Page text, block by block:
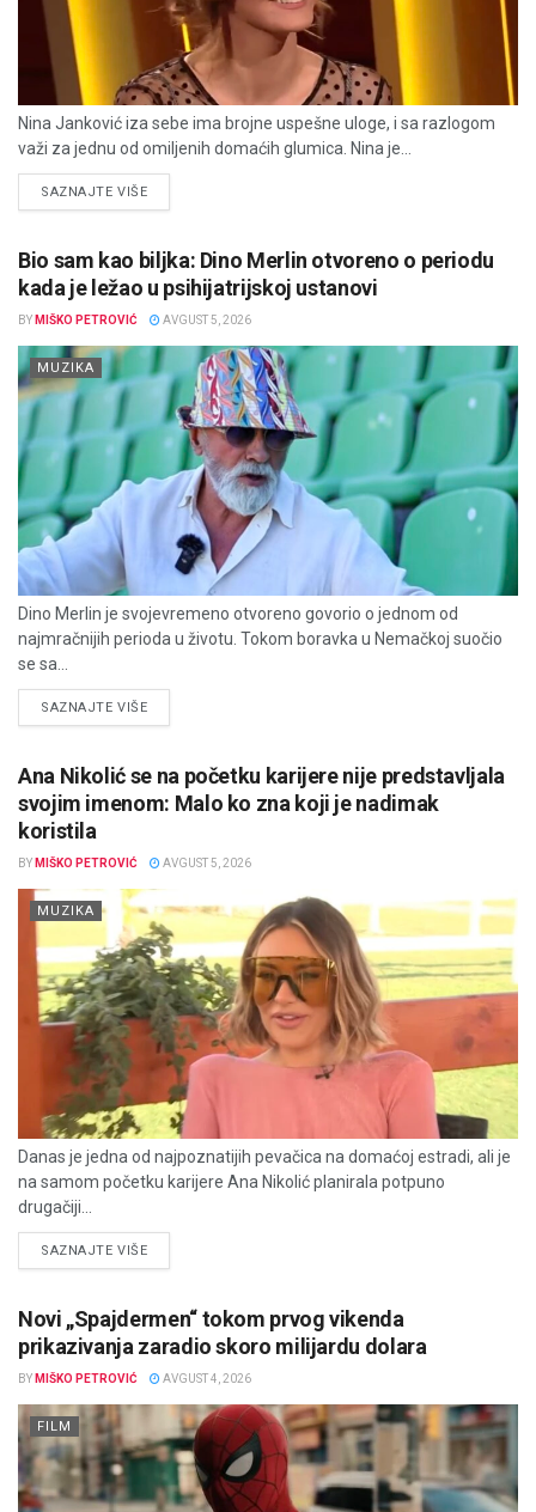
Nina Janković iza sebe ima brojne uspešne uloge, i sa razlogom
važi za jednu od omiljenih domaćih glumica. Nina je...
SAZNAJTE VIŠEDETAILS
Bio sam kao biljka: Dino Merlin otvoreno o periodu
kada je ležao u psihijatrijskoj ustanovi
BY MIŠKO PETROVIĆ AVGUST 5, 2026
MUZIKA
Dino Merlin je svojevremeno otvoreno govorio o jednom od
najmračnijih perioda u životu. Tokom boravka u Nemačkoj suočio
se sa...
SAZNAJTE VIŠEDETAILS
Ana Nikolić se na početku karijere nije predstavljala
svojim imenom: Malo ko zna koji je nadimak
koristila
BY MIŠKO PETROVIĆ AVGUST 5, 2026
MUZIKA
Danas je jedna od najpoznatijih pevačica na domaćoj estradi, ali je
na samom početku karijere Ana Nikolić planirala potpuno
drugačiji...
SAZNAJTE VIŠEDETAILS
Novi „Spajdermen“ tokom prvog vikenda
prikazivanja zaradio skoro milijardu dolara
BY MIŠKO PETROVIĆ AVGUST 4, 2026
FILM